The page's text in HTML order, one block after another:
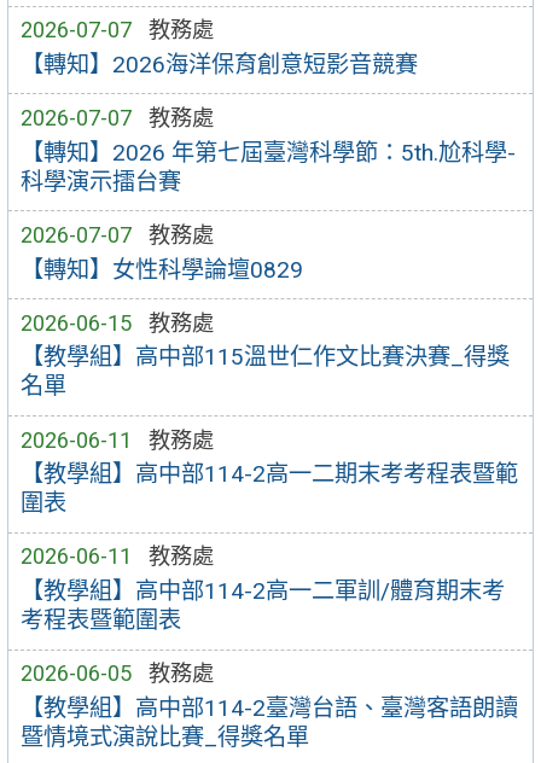
2026-07-07 教務處
【轉知】2026海洋保育創意短影音競賽
2026-07-07 教務處
【轉知】2026 年第七屆臺灣科學節：5th.尬科學-
科學演示擂台賽
2026-07-07 教務處
【轉知】女性科學論壇0829
2026-06-15 教務處
【教學組】高中部115溫世仁作文比賽決賽_得獎
名單
2026-06-11 教務處
【教學組】高中部114-2高一二期末考考程表暨範
圍表
2026-06-11 教務處
【教學組】高中部114-2高一二軍訓/體育期末考
考程表暨範圍表
2026-06-05 教務處
【教學組】高中部114-2臺灣台語、臺灣客語朗讀
暨情境式演說比賽_得獎名單